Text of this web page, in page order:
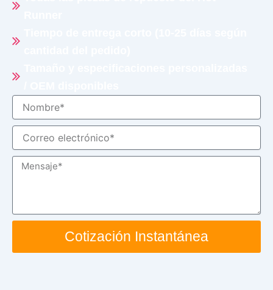
Nombre
Correo
electrónico
Mensaje
Cotización Instantánea